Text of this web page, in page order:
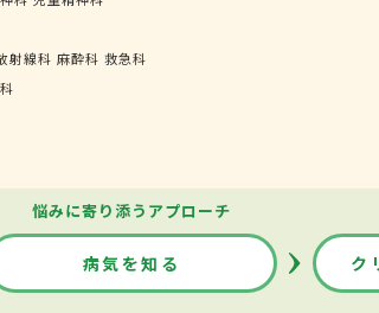
射線科 麻酔科 救急科
悩みに寄り添うアプローチ
病気を知る ク